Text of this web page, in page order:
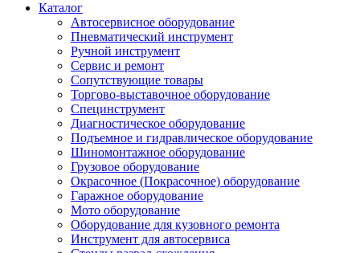
Каталог
Автосервисное оборудование
Пневматический инструмент
Ручной инструмент
Сервис и ремонт
Сопутствующие товары
Торгово-выставочное оборудование
Специнструмент
Диагностическое оборудование
Подъемное и гидравлическое оборудование
Шиномонтажное оборудование
Грузовое оборудование
Окрасочное (Покрасочное) оборудование
Гаражное оборудование
Мото оборудование
Оборудование для кузовного ремонта
Инструмент для автосервиса